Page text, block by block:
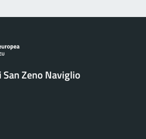
San Zeno Naviglio